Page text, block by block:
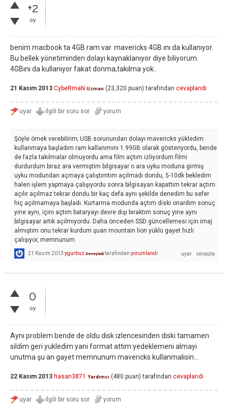
+2
oy
benim macbook ta 4GB ram var. mavericks 4GB ını da kullanıyor.
Bu bellek yönetiminden dolayı kaynaklanıyor diye biliyorum.
4GBını da kullanıyor fakat donma,takılma yok..
21 Kasım 2013 CybeRmaN Uzman (23,320 puan) tarafından cevaplandı
Şöyle örnek verebilirim; USB sorunundan dolayı mavericks yükledim
kullanmaya başladım ram kallanımını 1.99GB olarak gösteriyordu, bende
de fazla takılmalar olmuyordu ama film açtım izliyordum filmi
durdurdum biraz ara vermiştim bilgisayar o ara uyku moduna girmiş
uyku modundan açmaya çalıştımtım açılmadı dondu, 5-10dk bekledim
halen işlem yapmaya çalışıyordu sonra bilgisayarı kapattım tekrar açtım
açılır açılmaz tekrar dondu bir kaç defa aynı şekilde denedim bu sefer
hiç açılmamaya başladı. Kurtarma modunda açtım diski onardım sonuç
yine aynı, içini açtım bataryayı devre dışı bıraktım sonuç yine aynı
bilgisayar artık açılmıyordu. Daha önceden SSD güncellemesi için imaj
almıştım onu tekrar kurdum şuan mountain lion yüklü gayet hızlı
çalışıyor, memnunum.
21 Kasım 2013 ygurbuz Deneyimli tarafından yorumlandı
0
oy
Aynı problem bende de oldu disk izlencesinden diski tamamen
sildim geri yukledim yani format attim yedeklemeni almayi
unutma şu an gayet memnunum mavericks kullanmalisin...
22 Kasım 2013 hasan3871 Yardımcı (480 puan) tarafından cevaplandı